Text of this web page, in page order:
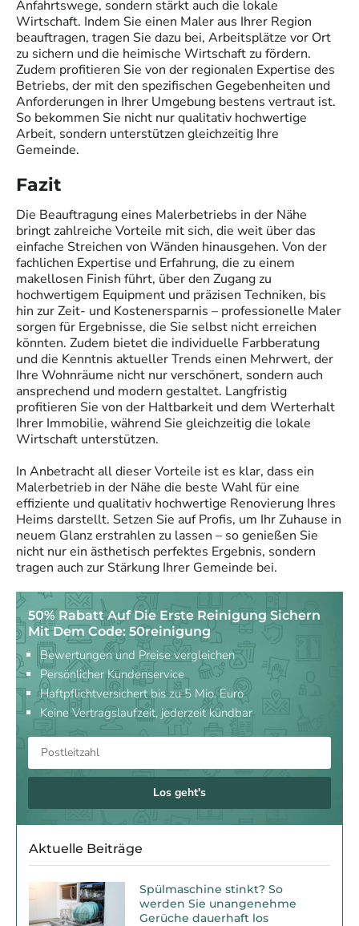
Anfahrtswege, sondern stärkt auch die lokale
Wirtschaft. Indem Sie einen Maler aus Ihrer Region
beauftragen, tragen Sie dazu bei, Arbeitsplätze vor Ort
zu sichern und die heimische Wirtschaft zu fördern.
Zudem profitieren Sie von der regionalen Expertise des
Betriebs, der mit den spezifischen Gegebenheiten und
Anforderungen in Ihrer Umgebung bestens vertraut ist.
So bekommen Sie nicht nur qualitativ hochwertige
Arbeit, sondern unterstützen gleichzeitig Ihre
Gemeinde.
Fazit
Die Beauftragung eines Malerbetriebs in der Nähe
bringt zahlreiche Vorteile mit sich, die weit über das
einfache Streichen von Wänden hinausgehen. Von der
fachlichen Expertise und Erfahrung, die zu einem
makellosen Finish führt, über den Zugang zu
hochwertigem Equipment und präzisen Techniken, bis
hin zur Zeit- und Kostenersparnis – professionelle Maler
sorgen für Ergebnisse, die Sie selbst nicht erreichen
könnten. Zudem bietet die individuelle Farbberatung
und die Kenntnis aktueller Trends einen Mehrwert, der
Ihre Wohnräume nicht nur verschönert, sondern auch
ansprechend und modern gestaltet. Langfristig
profitieren Sie von der Haltbarkeit und dem Werterhalt
Ihrer Immobilie, während Sie gleichzeitig die lokale
Wirtschaft unterstützen.
In Anbetracht all dieser Vorteile ist es klar, dass ein
Malerbetrieb in der Nähe die beste Wahl für eine
effiziente und qualitativ hochwertige Renovierung Ihres
Heims darstellt. Setzen Sie auf Profis, um Ihr Zuhause in
neuem Glanz erstrahlen zu lassen – so genießen Sie
nicht nur ein ästhetisch perfektes Ergebnis, sondern
tragen auch zur Stärkung Ihrer Gemeinde bei.
50% Rabatt Auf Die Erste Reinigung Sichern
Mit Dem Code: 50reinigung
Bewertungen und Preise vergleichen
Persönlicher Kundenservice
Haftpflichtversichert bis zu 5 Mio. Euro
Keine Vertragslaufzeit, jederzeit kündbar
Los geht's
Aktuelle Beiträge
Spülmaschine stinkt? So
werden Sie unangenehme
Gerüche dauerhaft los